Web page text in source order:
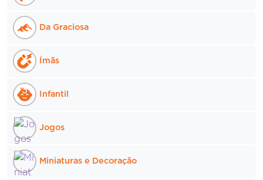
Da Graciosa
Ímãs
Infantil
Jogos
Miniaturas e Decoração